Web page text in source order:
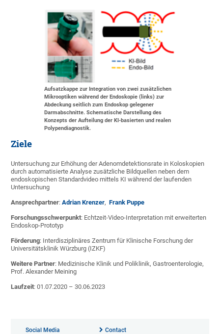
Aufsatzkappe zur Integration von zwei zusätzlichen
Mikrooptiken während der Endoskopie (links) zur
Abdeckung seitlich zum Endoskop gelegener
Darmabschnitte. Schematische Darstellung des
Konzepts der Aufteilung der KI-basierten und realen
Polypendiagnostik.
Ziele
Untersuchung zur Erhöhung der Adenomdetektionsrate in Koloskopien
durch automatisierte Analyse zusätzliche Bildquellen neben dem
endoskopischen Standardvideo mittels KI während der laufenden
Untersuchung
Ansprechpartner: Adrian Krenzer, Frank Puppe
Forschungsschwerpunkt: Echtzeit-Video-Interpretation mit erweiterten
Endoskop-Prototyp
Förderung: Interdisziplinäres Zentrum für Klinische Forschung der
Universitätsklinik Würzburg (IZKF)
Weitere Partner: Medizinische Klinik und Poliklinik, Gastroenterologie,
Prof. Alexander Meining
Laufzeit: 01.07.2020 – 30.06.2023
Social Media Contact